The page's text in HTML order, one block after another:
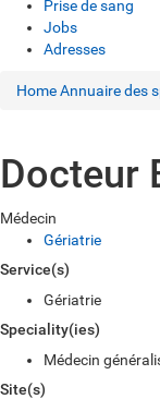
Prise de sang
Jobs
Adresses
HomeAnnuaire des
Docteur
Médecin
Gériatrie
Service(s)
Gériatrie
Speciality(ies)
Médecin
Site(s)